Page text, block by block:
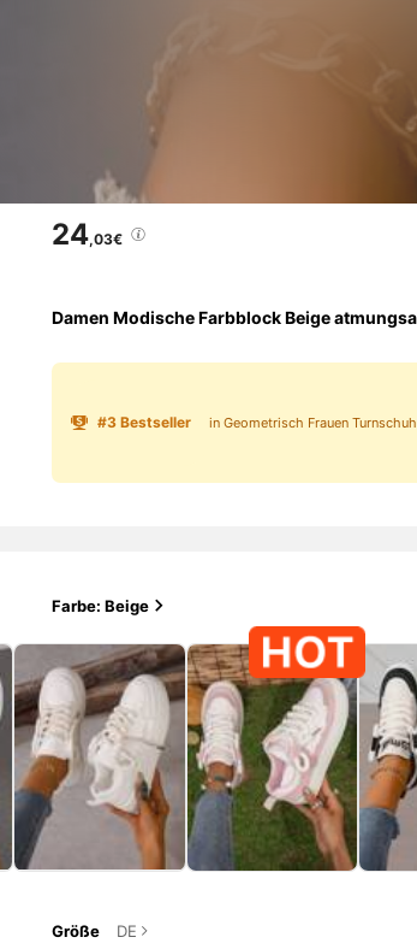
24,03€
Damen Modische Farbblock Beige
#3 Bestseller in Geometrisch Frauen
Farbe: Beige
Größe DE